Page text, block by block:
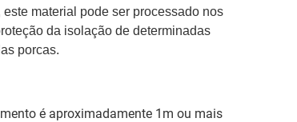
material pode ser processado nos
da isolação de determinadas
porcas.
é aproximadamente 1m ou mais